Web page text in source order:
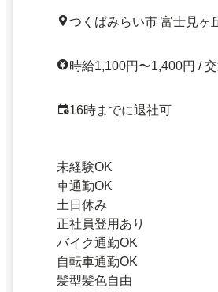
つくばみらい市 富士見ヶ
時給1,100円〜1,400円 /
16時までに退社可
未経験OK
車通勤OK
土日休み
正社員登用あり
バイク通勤OK
自転車通勤OK
髪型髪色自由